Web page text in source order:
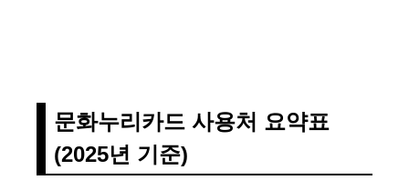
문화누리카드 사용처 요약표
(2025년 기준)